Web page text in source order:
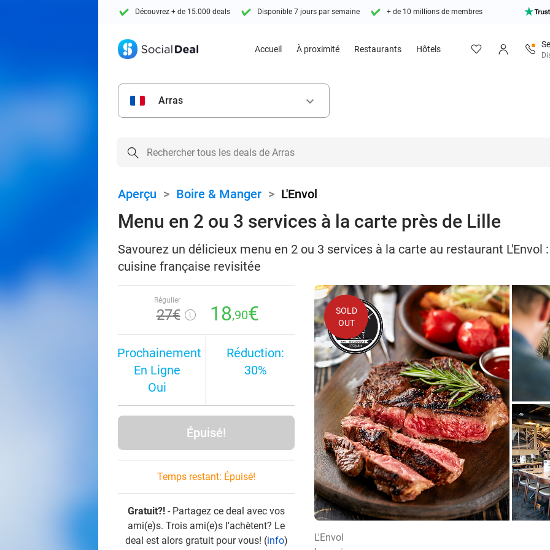
Découvrez + de 15.000 deals Disponible 7 jours par semaine + de 10 millions de membres
Accueil À proximité Restaurants Hôtels
Arras keyboard_arrow_down
Aperçu > Boire & Manger > L'Envol
Menu en 2 ou 3 services à la carte près de Lille
Savourez un délicieux menu en 2 ou 3 services à la carte au restaurant
cuisine française revisitée
Régulier
27€ 18,90€
Prochainement
En Ligne
Oui
Réduction:
30%
Épuisé!
Temps restant: Épuisé!
Gratuit?! - Partagez ce deal avec vos
ami(e)s. Trois ami(e)s l'achètent? Le
deal est alors gratuit pour vous! (info)
SOLD
OUT
L'Envol